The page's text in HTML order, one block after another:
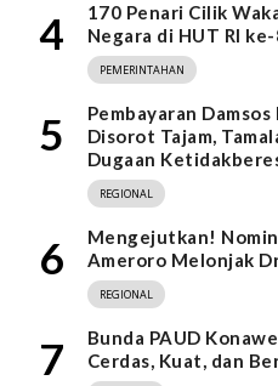
4
170 Penari Cilik
Negara di HUT RI
PEMERINTAHAN
5
Pembayaran
Disorot Tajam,
Dugaan
REGIONAL
6
Mengejutkan!
Ameroro Melonjak
REGIONAL
7
Bunda PAUD
Cerdas, Kuat, dan